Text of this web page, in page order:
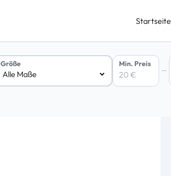
Startseite
Größe Min. Preis